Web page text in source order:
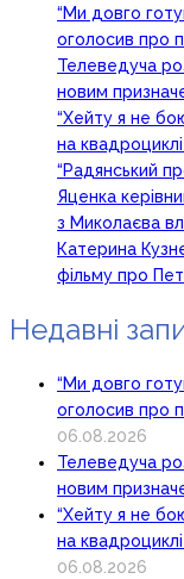
“Ми довго
оголосив про
Телеведуча
новим
“Хейту я не
на квадроциклі
“Радянський
Яценка
з Миколаєва
Катерина
фільму про
Недавні
“Ми довго
оголосив про
06.08.2026
Телеведуча
новим
“Хейту я не
на квадроциклі
06.08.2026